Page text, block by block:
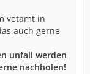
vetamt in
auch gerne
unfall werden
nachholen!